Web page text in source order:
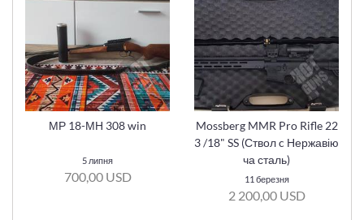
МР 18-МН 308 win
5 липня
700,00 USD
Mossberg MMR Pro Rifle 22
3 /18" SS (Ствол c Нержавію
ча сталь)
11 березня
2 200,00 USD